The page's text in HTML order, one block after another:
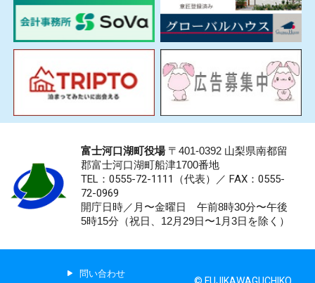
富士河口湖町役場〒401-0392 山梨県南都留
郡富士河口湖町船津1700番地
TEL：0555-72-1111 （代表）／ FAX：0555-
72-0969
開庁日時／月〜金曜日 午前8時30分〜午後
5時15分（祝日、12月29日〜1月3日を除く）
問い合わせ